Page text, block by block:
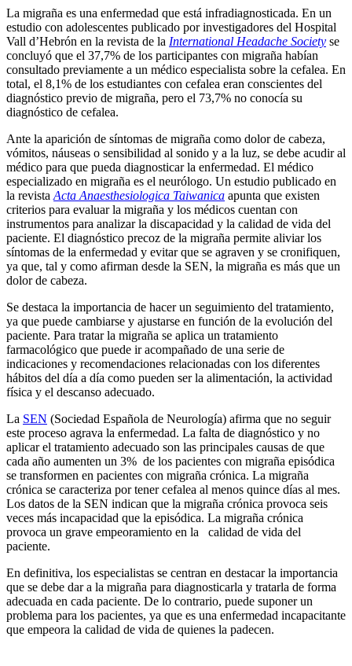
La migraña es una enfermedad que está infradiagnosticada. En un
estudio con adolescentes publicado por investigadores del Hospital
Vall d’Hebrón en la revista de la International Headache Society se
concluyó que el 37,7% de los participantes con migraña habían
consultado previamente a un médico especialista sobre la cefalea. En
total, el 8,1% de los estudiantes con cefalea eran conscientes del
diagnóstico previo de migraña, pero el 73,7% no conocía su
diagnóstico de cefalea.
Ante la aparición de síntomas de migraña como dolor de cabeza,
vómitos, náuseas o sensibilidad al sonido y a la luz, se debe acudir al
médico para que pueda diagnosticar la enfermedad. El médico
especializado en migraña es el neurólogo. Un estudio publicado en
la revista Acta Anaesthesiologica Taiwanica apunta que existen
criterios para evaluar la migraña y los médicos cuentan con
instrumentos para analizar la discapacidad y la calidad de vida del
paciente. El diagnóstico precoz de la migraña permite aliviar los
síntomas de la enfermedad y evitar que se agraven y se cronifiquen,
ya que, tal y como afirman desde la SEN, la migraña es más que un
dolor de cabeza.
Se destaca la importancia de hacer un seguimiento del tratamiento,
ya que puede cambiarse y ajustarse en función de la evolución del
paciente. Para tratar la migraña se aplica un tratamiento
farmacológico que puede ir acompañado de una serie de
indicaciones y recomendaciones relacionadas con los diferentes
hábitos del día a día como pueden ser la alimentación, la actividad
física y el descanso adecuado.
La SEN (Sociedad Española de Neurología) afirma que no seguir
este proceso agrava la enfermedad. La falta de diagnóstico y no
aplicar el tratamiento adecuado son las principales causas de que
cada año aumenten un 3% de los pacientes con migraña episódica
se transformen en pacientes con migraña crónica. La migraña
crónica se caracteriza por tener cefalea al menos quince días al mes.
Los datos de la SEN indican que la migraña crónica provoca seis
veces más incapacidad que la episódica. La migraña crónica
provoca un grave empeoramiento en la calidad de vida del
paciente.
En definitiva, los especialistas se centran en destacar la importancia
que se debe dar a la migraña para diagnosticarla y tratarla de forma
adecuada en cada paciente. De lo contrario, puede suponer un
problema para los pacientes, ya que es una enfermedad incapacitante
que empeora la calidad de vida de quienes la padecen.